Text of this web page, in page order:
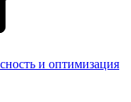
и оптимизация